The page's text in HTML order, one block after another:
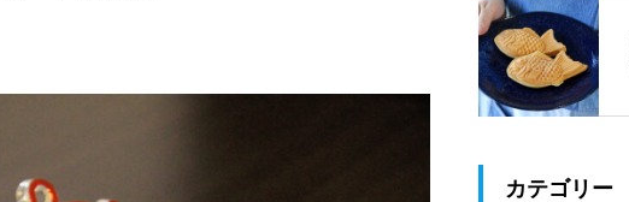
だいたい1000円以下で食べられ
カテゴリー